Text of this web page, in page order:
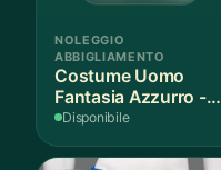
NOLEGGIO
ABBIGLIAMENTO
Costume Uomo
Fantasia Azzurro - 1
Pezzo
Disponibile